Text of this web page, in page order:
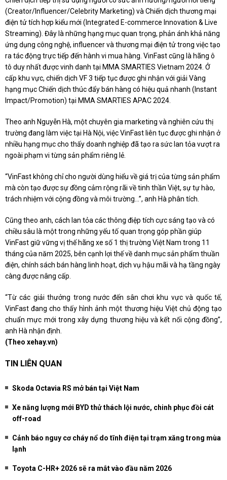
(Creator/Influencer/Celebrity Marketing) và Chiến dịch thương mại
điện tử tích hợp kiểu mới (Integrated E-commerce Innovation & Live
Streaming). Đây là những hạng mục quan trọng, phản ánh khả năng
ứng dụng công nghệ, influencer và thương mại điện tử trong việc tạo
ra tác động trực tiếp đến hành vi mua hàng. VinFast cũng là hãng ô
tô duy nhất được vinh danh tại MMA SMARTIES Vietnam 2024. Ở
cấp khu vực, chiến dịch VF 3 tiếp tục được ghi nhận với giải Vàng
hạng mục Chiến dịch thúc đẩy bán hàng có hiệu quả nhanh (Instant
Impact/Promotion) tại MMA SMARTIES APAC 2024.
Theo anh Nguyễn Hà, một chuyên gia marketing và nghiên cứu thị
trường đang làm việc tại Hà Nội, việc VinFast liên tục được ghi nhận ở
nhiều hạng mục cho thấy doanh nghiệp đã tạo ra sức lan tỏa vượt ra
ngoài phạm vi từng sản phẩm riêng lẻ.
“VinFast không chỉ cho người dùng hiểu về giá trị của từng sản phẩm
mà còn tạo được sự đồng cảm rộng rãi về tinh thần Việt, sự tự hào,
trách nhiệm với cộng đồng và môi trường…”, anh Hà phân tích.
Cũng theo anh, cách lan tỏa các thông điệp tích cực sáng tạo và có
chiều sâu là một trong những yếu tố quan trọng góp phần giúp
VinFast giữ vững vị thế hãng xe số 1 thị trường Việt Nam trong 11
tháng của năm 2025, bên cạnh lợi thế về danh mục sản phẩm thuần
điện, chính sách bán hàng linh hoạt, dịch vụ hậu mãi và hạ tầng ngày
càng được nâng cấp.
“Từ các giải thưởng trong nước đến sân chơi khu vực và quốc tế,
VinFast đang cho thấy hình ảnh một thương hiệu Việt chủ động tạo
chuẩn mực mới trong xây dựng thương hiệu và kết nối cộng đồng”,
anh Hà nhận định.
(Theo xehay.vn)
TIN LIÊN QUAN
Skoda Octavia RS mở bán tại Việt Nam
Xe năng lượng mới BYD thử thách lội nước, chinh phục đồi cát
off-road
Cảnh báo nguy cơ cháy nổ do tĩnh điện tại trạm xăng trong mùa
lạnh
Toyota C-HR+ 2026 sẽ ra mắt vào đầu năm 2026